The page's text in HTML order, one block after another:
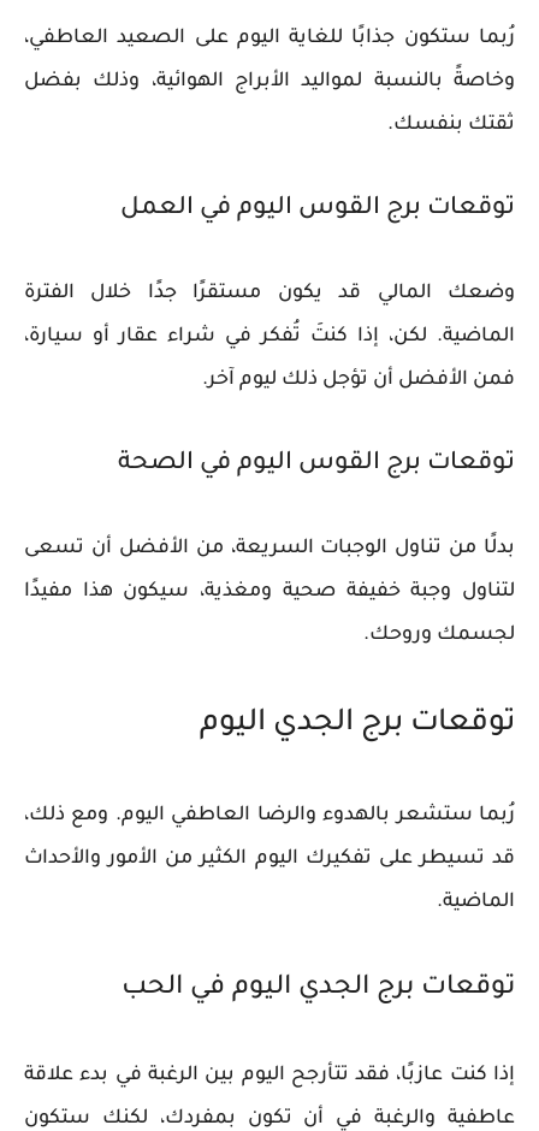
رُبما ستكون جذابًا للغاية اليوم على الصعيد العاطفي،
وخاصةً بالنسبة لمواليد الأبراج الهوائية، وذلك بفضل
ثقتك بنفسك.
توقعات برج القوس اليوم في العمل
وضعك المالي قد يكون مستقرًا جدًا خلال الفترة
الماضية. لكن، إذا كنتَ تُفكر في شراء عقار أو سيارة،
فمن الأفضل أن تؤجل ذلك ليوم آخر.
توقعات برج القوس اليوم في الصحة
بدلًا من تناول الوجبات السريعة، من الأفضل أن تسعى
لتناول وجبة خفيفة صحية ومغذية، سيكون هذا مفيدًا
لجسمك وروحك.
توقعات برج الجدي اليوم
رُبما ستشعر بالهدوء والرضا العاطفي اليوم. ومع ذلك،
قد تسيطر على تفكيرك اليوم الكثير من الأمور والأحداث
الماضية.
توقعات برج الجدي اليوم في الحب
إذا كنت عازبًا، فقد تتأرجح اليوم بين الرغبة في بدء علاقة
عاطفية والرغبة في أن تكون بمفردك، لكنك ستكون